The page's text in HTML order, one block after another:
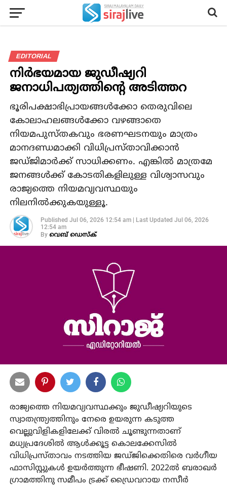
EDITORIAL
നിര്‍ഭയമായ ജുഡീഷ്യറി
ജനാധിപത്യത്തിന്റെ അടിത്തറ
ഭൂരിപക്ഷാഭിപ്രായങ്ങള്‍ക്കോ തെരുവിലെ
കോലാഹലങ്ങള്‍ക്കോ വഴങ്ങാതെ
നിയമപുസ്തകവും ഭരണഘടനയും മാത്രം
മാനദണ്ഡമാക്കി വിധിപ്രസ്താവിക്കാന്‍
ജഡ്ജിമാര്‍ക്ക് സാധിക്കണം. എങ്കില്‍ മാത്രമേ
ജനങ്ങള്‍ക്ക് കോടതികളിലുള്ള വിശ്വാസവും
രാജ്യത്തെ നിയമവ്യവസ്ഥയും
നിലനില്‍ക്കുകയുള്ളൂ.
Published Jul 06, 2026 12:54 am| Last Updated Jul 06, 2026
12:54 am
By വെബ് ഡെസ്‌ക്
രാജ്യത്തെ നിയമവ്യവസ്ഥക്കും ജുഡീഷ്യറിയുടെ
സ്വാതന്ത്ര്യത്തിനും നേരെ ഉയരുന്ന കടുത്ത
വെല്ലുവിളികളിലേക്ക് വിരല്‍ ചൂണ്ടുന്നതാണ്
മധ്യപ്രദേശില്‍ ആള്‍ക്കൂട്ട കൊലക്കേസില്‍
വിധിപ്രസ്താവം നടത്തിയ ജഡ്ജിക്കെതിരെ വര്‍ഗീയ
ഫാസിസ്റ്റുകള്‍ ഉയര്‍ത്തുന്ന ഭീഷണി. 2022ല്‍ ബരാഖര്‍
ഗ്രാമത്തിനു സമീപം ട്രക്ക് ഡ്രൈവറായ നസീര്‍